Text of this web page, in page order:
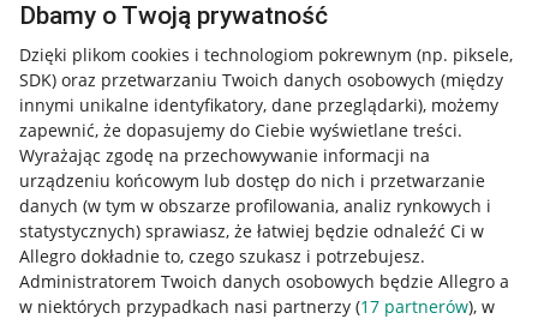
Dbamy o Twoją prywatność
Dzięki plikom cookies i technologiom pokrewnym (np. piksele,
SDK) oraz przetwarzaniu Twoich danych osobowych (między
innymi unikalne identyfikatory, dane przeglądarki), możemy
zapewnić, że dopasujemy do Ciebie wyświetlane treści.
Wyrażając zgodę na przechowywanie informacji na
urządzeniu końcowym lub dostęp do nich i przetwarzanie
danych (w tym w obszarze profilowania, analiz rynkowych i
statystycznych) sprawiasz, że łatwiej będzie odnaleźć Ci w
Allegro dokładnie to, czego szukasz i potrzebujesz.
Administratorem Twoich danych osobowych będzie Allegro a
w niektórych przypadkach nasi partnerzy (17 partnerów), w